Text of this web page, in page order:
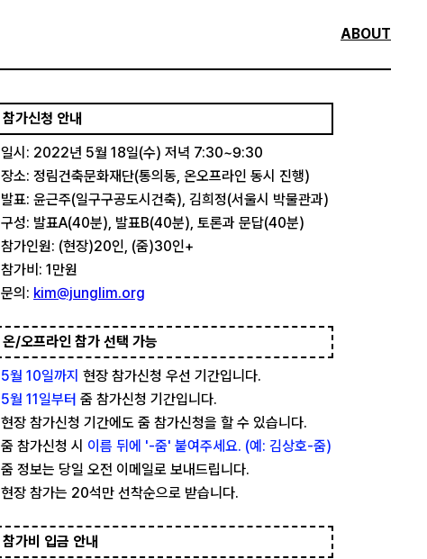
ABOUT
참가신청 안내
일시: 2022년 5월 18일(수) 저녁 7:30~9:30
장소: 정림건축문화재단(통의동, 온오프라인 동시 진행)
발표: 윤근주(일구구공도시건축), 김희정(서울시 박물관과)
구성: 발표A(40분), 발표B(40분), 토론과 문답(40분)
참가인원: (현장)20인, (줌)30인+
참가비: 1만원
문의: kim@junglim.org
온/오프라인 참가 선택 가능
5월 10일까지 현장 참가신청 우선 기간입니다.
5월 11일부터 줌 참가신청 기간입니다.
현장 참가신청 기간에도 줌 참가신청을 할 수 있습니다.
줌 참가신청 시 이름 뒤에 '-줌' 붙여주세요. (예: 김상호-줌)
줌 정보는 당일 오전 이메일로 보내드립니다.
현장 참가는 20석만 선착순으로 받습니다.
참가비 입금 안내